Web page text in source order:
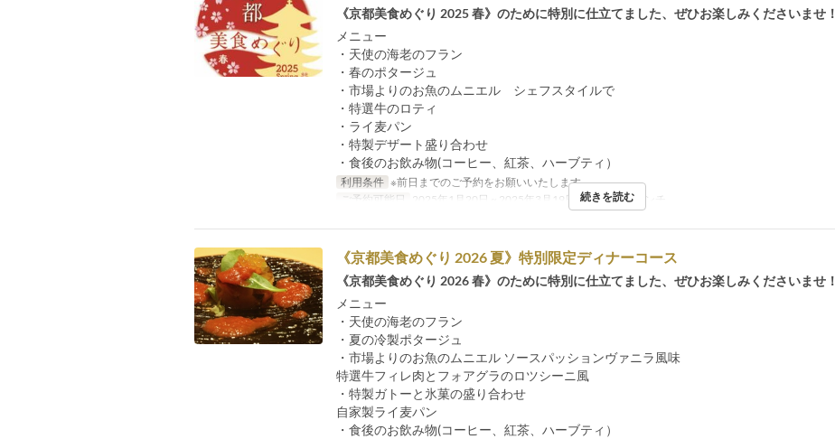
《京都美食めぐり 2025 春》のために特別に仕立てました、ぜひお楽しみくださいませ！
メニュー
・天使の海老のフラン
・春のポタージュ
・市場よりのお魚のムニエル シェフスタイルで
・特選牛のロティ
・ライ麦パン
・特製デザート盛り合わせ
・食後のお飲み物(コーヒー、紅茶、ハーブティ）
利用条件 ※前日までのご予約をお願いいたします。
ご予約可能日
2025年1月20日 ~ 2025年3月19日 食事時間 ランチ
続きを読む
《京都美食めぐり 2026 夏》特別限定ディナーコース
《京都美食めぐり 2026 春》のために特別に仕立てました、ぜひお楽しみくださいませ！
メニュー
・天使の海老のフラン
・夏の冷製ポタージュ
・市場よりのお魚のムニエル ソースパッションヴァニラ風味
特選牛フィレ肉とフォアグラのロツシーニ風
・特製ガトーと氷菓の盛り合わせ
自家製ライ麦パン
・食後のお飲み物(コーヒー、紅茶、ハーブティ）